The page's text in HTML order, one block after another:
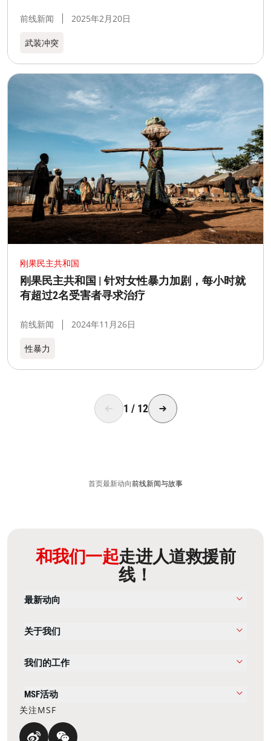
前线新闻 2025年2月20日
武装冲突
刚果民主共和国
刚果民主共和国 | 针对女性暴力加剧，每小时就
有超过2名受害者寻求治疗
前线新闻 2024年11月26日
性暴力
1 / 12
首页最新动向前线新闻与故事
和我们一起走进人道救援前
线！
最新动向
关于我们
我们的工作
MSF活动
关注MSF